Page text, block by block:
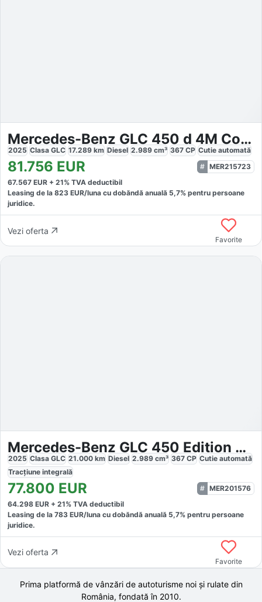
Mercedes-Benz GLC 450 d 4M Coupé AMG
2025 Clasa GLC 17.289 km Diesel 2.989 cm³ 367 CP Cutie automată
81.756 EUR
MER215723
67.567 EUR + 21% TVA deductibil
Leasing de la 823 EUR/luna cu dobăndă anuală 5,7% pentru persoane
juridice.
Vezi oferta
Favorite
Mercedes-Benz GLC 450 Edition AMG Line
2025 Clasa GLC 21.000 km Diesel 2.989 cm³ 367 CP Cutie automată
Tracțiune integrală
77.800 EUR
MER201576
64.298 EUR + 21% TVA deductibil
Leasing de la 783 EUR/luna cu dobăndă anuală 5,7% pentru persoane
juridice.
Vezi oferta
Favorite
Prima platformă de vânzări de autoturisme noi și rulate din
România, fondată în 2010.